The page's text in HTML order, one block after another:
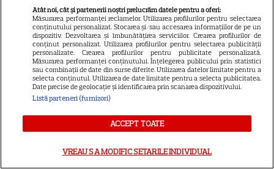
18
DISNEY PLUS
Ce vedem pe streaming între
27 iulie și 2 august 2026:
Diavolul se îmbracă de la Prada
2 pe Disney+ și mari noutăți
Atât noi, cât și partenerii noștri prelucrăm datele pentru a oferi:
Măsurarea performanței reclamelor. Utilizarea profilurilor pentru selectarea
conținutului personalizat. Stocarea și/sau accesarea informațiilor de pe un
dispozitiv. Dezvoltarea și îmbunătățirea serviciilor. Crearea profilurilor de
conținut personalizat. Utilizarea profilurilor pentru selectarea publicității
personalizate. Crearea profilurilor pentru publicitate personalizată.
Măsurarea performanței conținutului. Înțelegerea publicului prin statistici
sau combinații de date din surse diferite. Utilizarea datelor limitate pentru a
selecta conținutul. Utilizarea de date limitate pentru a selecta publicitatea.
Date precise de geolocație și identificarea prin scanarea dispozitivului.
Listă parteneri (furnizori)
ACCEPT TOATE
VREAU SA MODIFIC SETARILE INDIVIDUAL